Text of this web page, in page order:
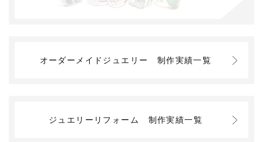
オーダーメイドジュエリー 制作実績一覧
ジュエリーリフォーム 制作実績一覧